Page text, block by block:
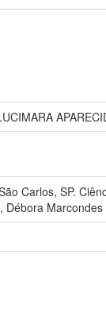
Carlos, SP.